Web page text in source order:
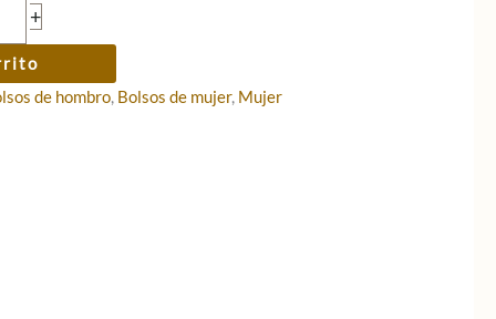
+
de hombro, Bolsos de mujer, Mujer